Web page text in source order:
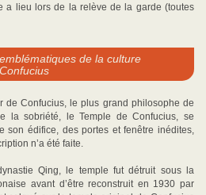
a lieu lors de la relève de la garde (toutes
de la culture
de Confucius, le plus grand philosophe de
la sobriété, le Temple de Confucius, se
son édifice, des portes et fenêtre inédites,
n’a été faite.
Qing, le temple fut détruit sous la
avant d’être reconstruit en 1930 par